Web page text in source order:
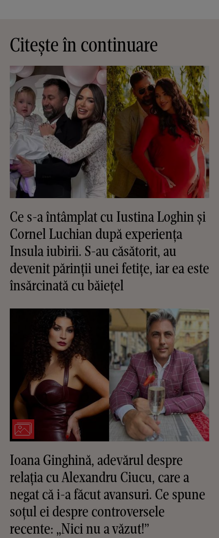
Citește în continuare
Ce s-a întâmplat cu Iustina Loghin și
Cornel Luchian după experiența
Insula iubirii. S-au căsătorit, au
devenit părinții unei fetițe, iar ea este
însărcinată cu băiețel
Ioana Ginghină, adevărul despre
relația cu Alexandru Ciucu, care a
negat că i-a făcut avansuri. Ce spune
soțul ei despre controversele
recente: „Nici nu a văzut!”